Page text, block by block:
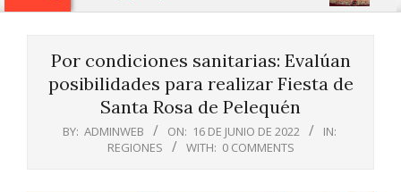
Por condiciones sanitarias: Evalúan
posibilidades para realizar Fiesta de
Santa Rosa de Pelequén
BY: ADMINWEB ON: 16 DE JUNIO DE 2022
IN:
REGIONES
WITH: 0 COMMENTS